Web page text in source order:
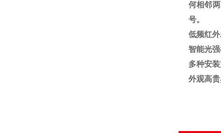
何相邻
号。
低频红
智能光
多种安
外观高